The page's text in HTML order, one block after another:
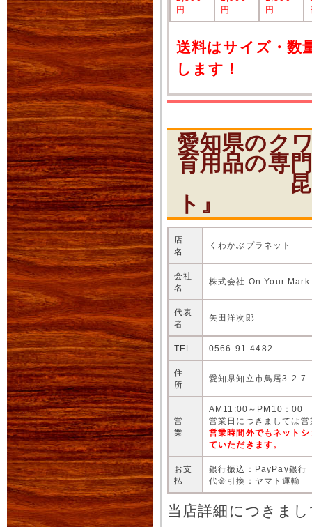
円
円
円
送料はサイズ・数
します！
愛知県のク
育用品の専
昆虫シ
ト』
店
名
くわかぶプラネット
会社
名
株式会社 On Your Mark
代表
者
矢田洋次郎
TEL 0566-91-4482
住
所
愛知県知立市鳥居3-2-7
営
業
AM11:00～PM10：00
営業日につきましては
営業時間外でもネット
ていただきます。
お支
払
銀行振込：PayPay銀行
代金引換：ヤマト運輸
当店詳細につきま